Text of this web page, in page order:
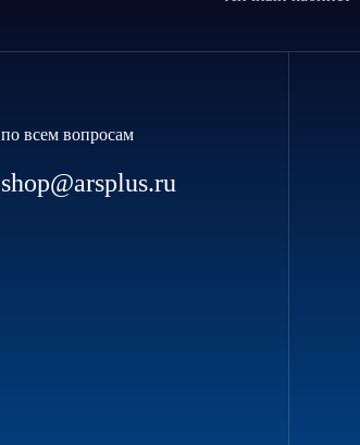
по всем вопросам
shop@arsplus.ru